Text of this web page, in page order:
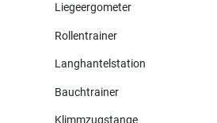
Liegeergometer
Rollentrainer
Langhantelstation
Bauchtrainer
Klimmzugstange